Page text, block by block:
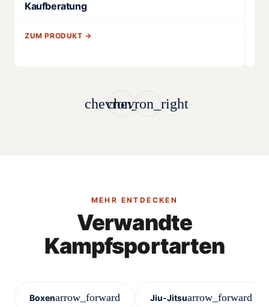
Kaufberatung
ZUM PRODUKT →
chevron_left
chevron_right
MEHR ENTDECKEN
Verwandte
Kampfsportarten
Boxenarrow_forward Jiu-Jitsuarrow_forward